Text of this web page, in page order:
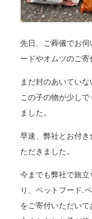
先日、ご葬儀でお
ードやオムツのご寄
まだ封のあいていな
この子の物が少し
ました。
早速、弊社とお付
ただきました。
今までも弊社で旅
り、ペットフード.
をご寄付いただいて